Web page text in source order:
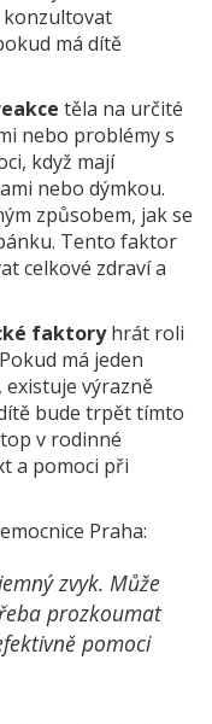
konzultovat
má dítě
těla na určité
nebo problémy s
když mají
nebo dýmkou.
způsobem, jak se
Tento faktor
celkové zdraví a
faktoryhrát roli
má jeden
výrazně
bude trpět tímto
v rodinné
a pomoci při
Praha:
zvyk. Může
prozkoumat
pomoci